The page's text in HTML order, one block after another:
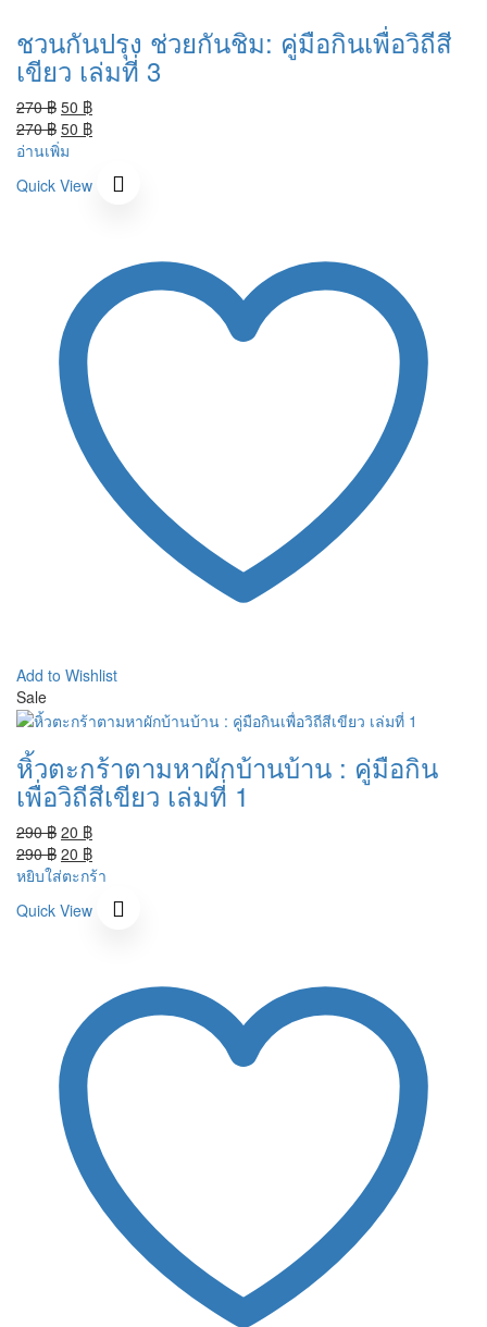
ชวนกันปรุง ช่วยกันชิม: คู่มือกินเพื่อวิถีสี
เขียว เล่มที่ 3
270฿ Original
price
was:
50 ฿Current
price
270฿ Original
price
270 ฿.
50 ฿Current
50 ฿.
อ่านเพิ่ม
Quick View
Add to Wishlist
Sale
หิ้วตะกร้าตามหาผักบ้านบ้าน : คู่มือกิน
เพื่อวิถีสีเขียว เล่มที่ 1
290฿ Original
price
was:
20 ฿Current
price
is:
290฿ Original
price
290 ฿.
20 ฿Current
price
20 ฿.
หยิบใส่ตะกร้า
Quick View